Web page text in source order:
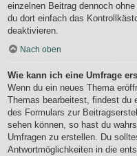
einzelnen Beitrag dennoch
du dort einfach das
deaktivieren.
Nach oben
Wie kann ich eine Umfrage
Wenn du ein neues Thema
Themas bearbeitest, findest du
des Formulars zur
sehen können, so hast du
Umfragen zu erstellen. Du
Antwortmöglichkeiten in die